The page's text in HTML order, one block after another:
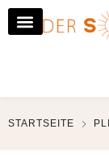
STARTSEITE